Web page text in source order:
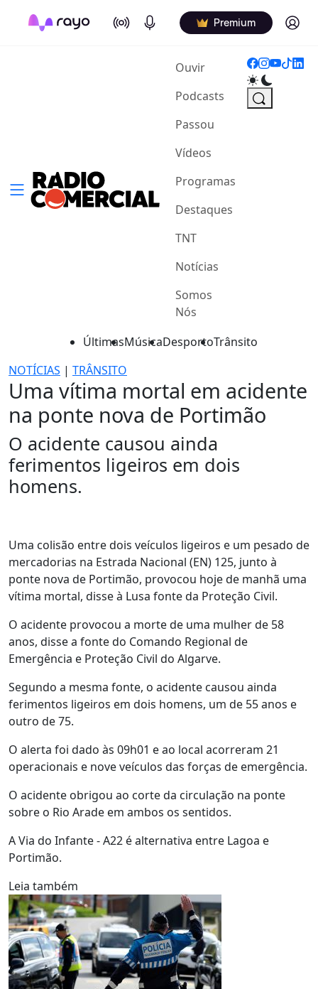
On Air Podcasts Premium Log in
Ouvir(current)
Podcasts
Passou
Vídeos
Programas
Destaques
TNT
Notícias
Somos
Nós
ÚltimasMúsicaDesportoTrânsito
NOTÍCIAS | TRÂNSITO
Uma vítima mortal em acidente
na ponte nova de Portimão
O acidente causou ainda
ferimentos ligeiros em dois
homens.
Uma colisão entre dois veículos ligeiros e um pesado de
mercadorias na Estrada Nacional (EN) 125, junto à
ponte nova de Portimão, provocou hoje de manhã uma
vítima mortal, disse à Lusa fonte da Proteção Civil.
O acidente provocou a morte de uma mulher de 58
anos, disse a fonte do Comando Regional de
Emergência e Proteção Civil do Algarve.
Segundo a mesma fonte, o acidente causou ainda
ferimentos ligeiros em dois homens, um de 55 anos e
outro de 75.
O alerta foi dado às 09h01 e ao local acorreram 21
operacionais e nove veículos das forças de emergência.
O acidente obrigou ao corte da circulação na ponte
sobre o Rio Arade em ambos os sentidos.
A Via do Infante - A22 é alternativa entre Lagoa e
Portimão.
Leia também